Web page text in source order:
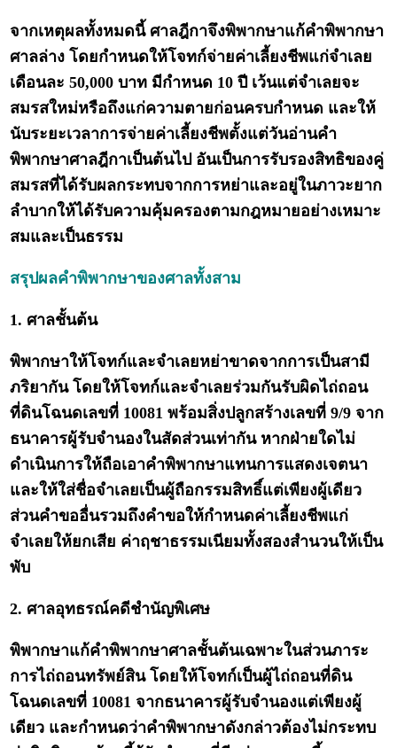
จากเหตุผลทั้งหมดนี้ ศาลฎีกาจึงพิพากษาแก้คำพิพากษา
ศาลล่าง โดยกำหนดให้โจทก์จ่ายค่าเลี้ยงชีพแก่จำเลย
เดือนละ 50,000 บาท มีกำหนด 10 ปี เว้นแต่จำเลยจะ
สมรสใหม่หรือถึงแก่ความตายก่อนครบกำหนด และให้
นับระยะเวลาการจ่ายค่าเลี้ยงชีพตั้งแต่วันอ่านคำ
พิพากษาศาลฎีกาเป็นต้นไป อันเป็นการรับรองสิทธิของคู่
สมรสที่ได้รับผลกระทบจากการหย่าและอยู่ในภาวะยาก
ลำบากให้ได้รับความคุ้มครองตามกฎหมายอย่างเหมาะ
สมและเป็นธรรม
สรุปผลคำพิพากษาของศาลทั้งสาม
1. ศาลชั้นต้น
พิพากษาให้โจทก์และจำเลยหย่าขาดจากการเป็นสามี
ภริยากัน โดยให้โจทก์และจำเลยร่วมกันรับผิดไถ่ถอน
ที่ดินโฉนดเลขที่ 10081 พร้อมสิ่งปลูกสร้างเลขที่ 9/9 จาก
ธนาคารผู้รับจำนองในสัดส่วนเท่ากัน หากฝ่ายใดไม่
ดำเนินการให้ถือเอาคำพิพากษาแทนการแสดงเจตนา
และให้ใส่ชื่อจำเลยเป็นผู้ถือกรรมสิทธิ์แต่เพียงผู้เดียว
ส่วนคำขออื่นรวมถึงคำขอให้กำหนดค่าเลี้ยงชีพแก่
จำเลยให้ยกเสีย ค่าฤชาธรรมเนียมทั้งสองสำนวนให้เป็น
พับ
2. ศาลอุทธรณ์คดีชำนัญพิเศษ
พิพากษาแก้คำพิพากษาศาลชั้นต้นเฉพาะในส่วนภาระ
การไถ่ถอนทรัพย์สิน โดยให้โจทก์เป็นผู้ไถ่ถอนที่ดิน
โฉนดเลขที่ 10081 จากธนาคารผู้รับจำนองแต่เพียงผู้
เดียว และกำหนดว่าคำพิพากษาดังกล่าวต้องไม่กระทบ